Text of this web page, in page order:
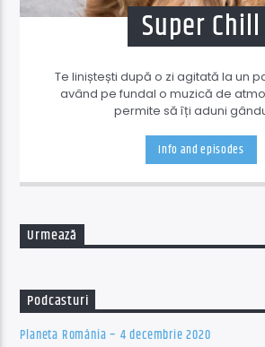
Super Chill
Te liniștești după o zi agitată la un
având pe fundal o muzică de
permite să îți aduni
Info and episodes
Urmează
Podcasturi
Planeta România – 4 decembrie 2020